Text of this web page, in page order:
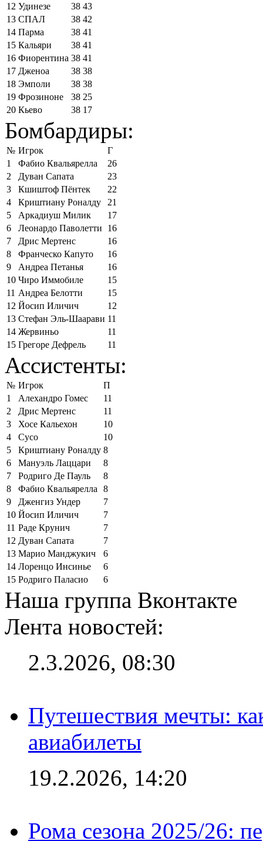
12 Удинезе 38 43
13 СПАЛ 38 42
14 Парма 38 41
15 Кальяри 38 41
16 Фиорентина 38 41
17 Дженоа 38 38
18 Эмполи 38 38
19 Фрозиноне 38 25
20 Кьево 38 17
Бомбардиры:
№ Игрок
Г
1
Фабио Квальярелла
26
2
Дуван Сапата
23
3
Кшиштоф Пёнтек
22
4
Криштиану Роналду
21
5
Аркадиуш Милик
17
6
Леонардо Паволетти
16
7
Дрис Мертенс
16
8
Франческо Капуто
16
9
Андреа Петанья
16
10 Чиро Иммобиле
15
11 Андреа Белотти
15
12 Йосип Иличич
12
13 Стефан Эль-Шаарави 11
14 Жервиньо
11
15 Грегоре Дефрель 11
Ассистенты:
№ Игрок
П
1
Алехандро Гомес
11
2
Дрис Мертенс
11
3
Хосе Кальехон
10
4
Сусо
10
5
Криштиану Роналду 8
6
Мануэль Лаццари
8
7
Родриго Де Пауль
8
8
Фабио Квальярелла
8
9
Дженгиз Ундер
7
10 Йосип Иличич
7
11 Раде Крунич
7
12 Дуван Сапата
7
13 Марио Манджукич
6
14 Лоренцо Инсинье
6
15 Родриго Паласио 6
Наша группа Вконтакте
Лента новостей:
2.3.2026, 08:30
Путешествия мечты:
авиабилеты
19.2.2026, 14:20
Рома сезона 2025/26: